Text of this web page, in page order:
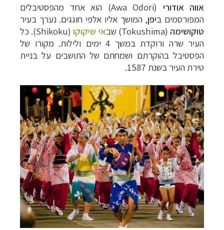
אווה אודורי (Awa Odori) הוא
אחד מהפסטיבלים
המפורסמים ביפן, המושך אליו אלפי חוגגים. נערך בעיר
טוקושימה (Tokushima) שב אי שיקוקו(Shikoku). כ
ל
העיר שרה ורוקדת במשך 4 ימים ולילות. מקורו של
הפסטיבל בהוקרתם ושמחתם של התושבים על בניית
טירת העיר בשנת 1587.